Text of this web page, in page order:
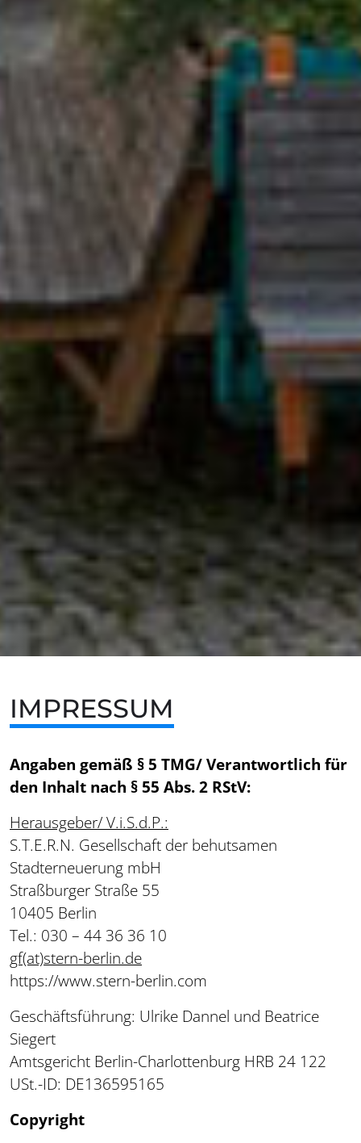
IMPRESSUM
Angaben gemäß § 5 TMG/ Verantwortlich für
den Inhalt nach § 55 Abs. 2 RStV:
Herausgeber/ V.i.S.d.P.:
S.T.E.R.N. Gesellschaft der behutsamen
Stadterneuerung mbH
Straßburger Straße 55
10405 Berlin
Tel.: 030 – 44 36 36 10
gf(at)stern-berlin.de
https://www.stern-berlin.com
Geschäftsführung: Ulrike Dannel und Beatrice
Siegert
Amtsgericht Berlin-Charlottenburg HRB 24 122
USt.-ID: DE136595165
Copyright